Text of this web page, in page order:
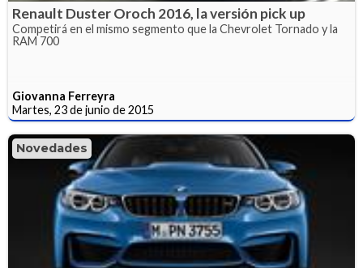
Renault Duster Oroch 2016, la versión pick up
Competirá en el mismo segmento que la Chevrolet Tornado y la
RAM 700
Giovanna Ferreyra
Martes, 23 de junio de 2015
Novedades